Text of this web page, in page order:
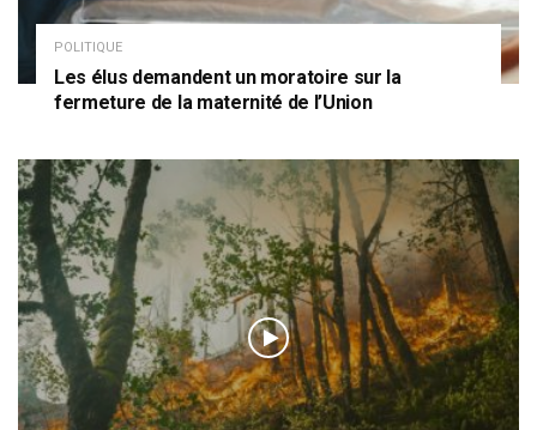
POLITIQUE
Les élus demandent un moratoire sur la
fermeture de la maternité de l’Union